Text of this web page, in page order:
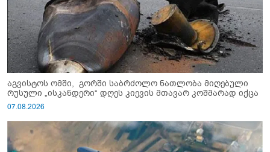
აგვისტოს ომში, გორში საბრძოლო ნათლობა მიღებული
რუსული „ისკანდერი“ დღეს კიევის მთავარ კოშმარად იქცა
07.08.2026